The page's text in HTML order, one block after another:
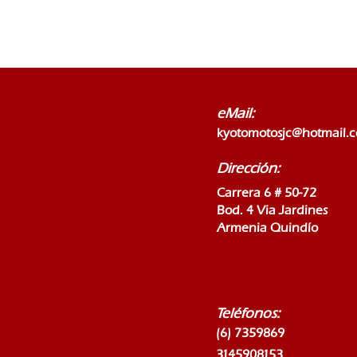
eMail:
Dirección:
Carrera 6 # 50-72
Bod. 4 Via Jardines
Armenia Quindío
Teléfonos:
(6) 7359869